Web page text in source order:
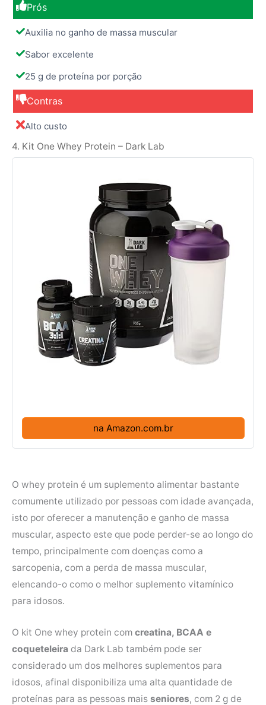
Prós
Auxilia no ganho de massa muscular
Sabor excelente
25 g de proteína por porção
Contras
Alto custo
4. Kit One Whey Protein – Dark Lab
na Amazon.com.br
O whey protein é um suplemento alimentar bastante
comumente utilizado por pessoas com idade avançada,
isto por oferecer a manutenção e ganho de massa
muscular, aspecto este que pode perder-se ao longo do
tempo, principalmente com doenças como a
sarcopenia, com a perda de massa muscular,
elencando-o como o melhor suplemento vitamínico
para idosos.
O kit One whey protein com creatina, BCAA e
coqueteleira da Dark Lab também pode ser
considerado um dos melhores suplementos para
idosos, afinal disponibiliza uma alta quantidade de
proteínas para as pessoas mais seniores, com 2 g de